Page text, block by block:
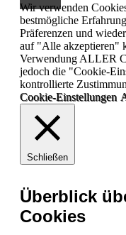
Wir verwenden
bestmögliche
Präferenzen und
auf "Alle akzeptieren"
Verwendung ALLER
jedoch die "Cookie-
kontrollierte
Cookie-Einstellungen
Schließen
Überblick
Cookies